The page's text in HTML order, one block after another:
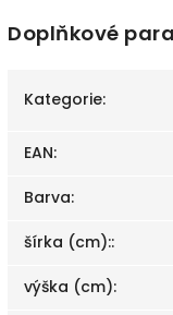
Doplňkové
Kategorie:
EAN:
Barva:
šírka (cm)::
výška (cm):